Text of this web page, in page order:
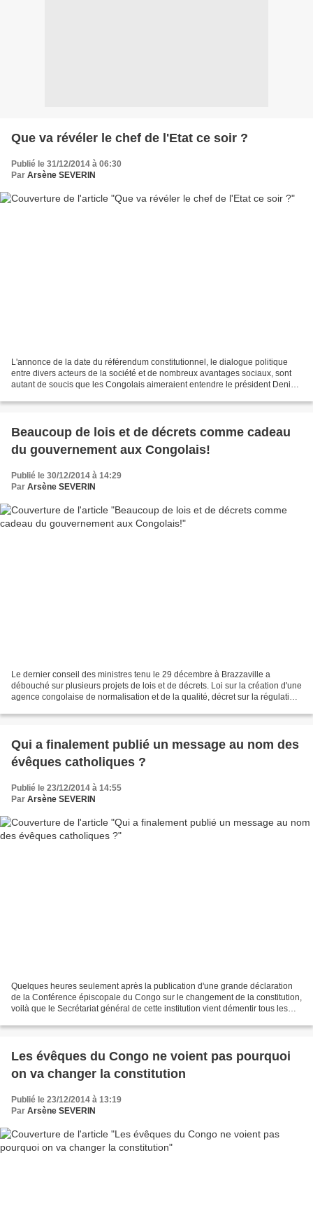
Que va révéler le chef de l'Etat ce soir ?
Publié le 31/12/2014 à 06:30
Par Arsène SEVERIN
L'annonce de la date du référendum constitutionnel, le dialogue politique
entre divers acteurs de la société et de nombreux avantages sociaux, sont
autant de soucis que les Congolais aimeraient entendre le président Denis
Beaucoup de lois et de décrets comme cadeau
du gouvernement aux Congolais!
Publié le 30/12/2014 à 14:29
Par Arsène SEVERIN
Le dernier conseil des ministres tenu le 29 décembre à Brazzaville a
débouché sur plusieurs projets de lois et de décrets. Loi sur la création d'une
agence congolaise de normalisation et de la qualité, décret sur la régulation
Qui a finalement publié un message au nom des
évêques catholiques ?
Publié le 23/12/2014 à 14:55
Par Arsène SEVERIN
Quelques heures seulement après la publication d'une grande déclaration
de la Conférence épiscopale du Congo sur le changement de la constitution,
voilà que le Secrétariat général de cette institution vient démentir tous les
Les évêques du Congo ne voient pas pourquoi
on va changer la constitution
Publié le 23/12/2014 à 13:19
Par Arsène SEVERIN